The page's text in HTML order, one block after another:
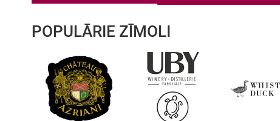
POPULĀRIE ZĪMOLI